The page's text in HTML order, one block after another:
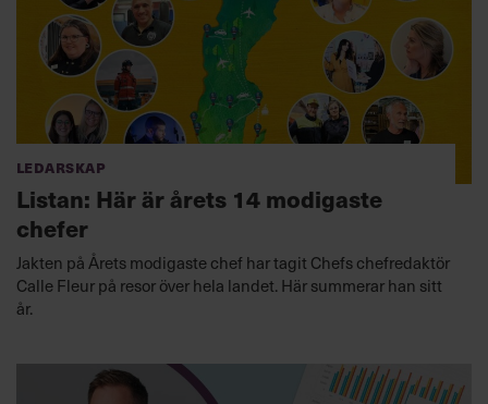
Ledarskap
Listan: Här är årets 14 modigaste
chefer
Jakten på Årets modigaste chef har tagit Chefs chefredaktör
Calle Fleur på resor över hela landet. Här summerar han sitt
år.